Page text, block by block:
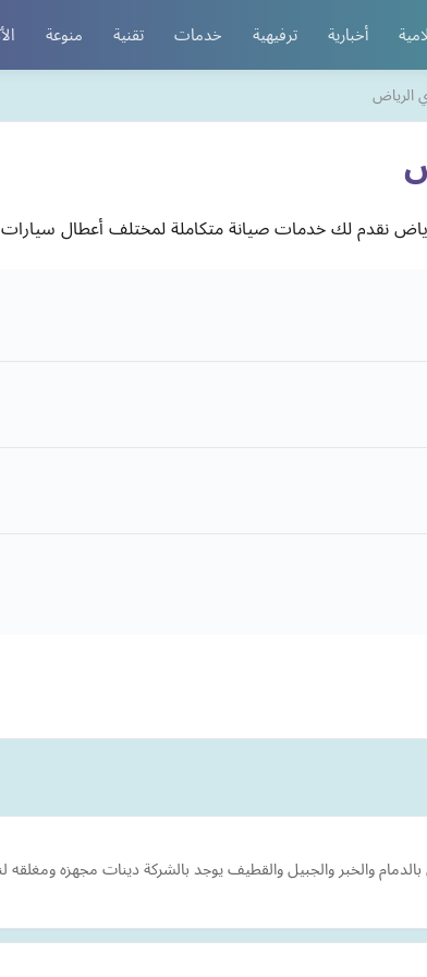
أخبارية ترفيهية خدمات تقنية منوعة
الرياض
نقدم لك خدمات صيانة متكاملة لمختلف أعطال سيارات
والخبر والجبيل والقطيف يوجد بالشركة دينات مجهزه ومغلقه